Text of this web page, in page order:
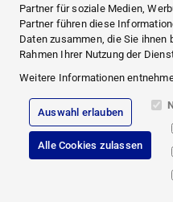
Partner für soziale Medien,
Partner führen diese
Daten zusammen, die Sie
Rahmen Ihrer Nutzung der
Weitere Informationen
Auswahl erlauben
Alle Cookies zulassen
Fachberatung
NEWS UND
SERVICE